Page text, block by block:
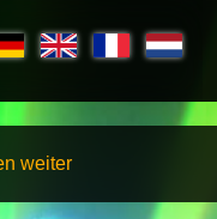
weiter